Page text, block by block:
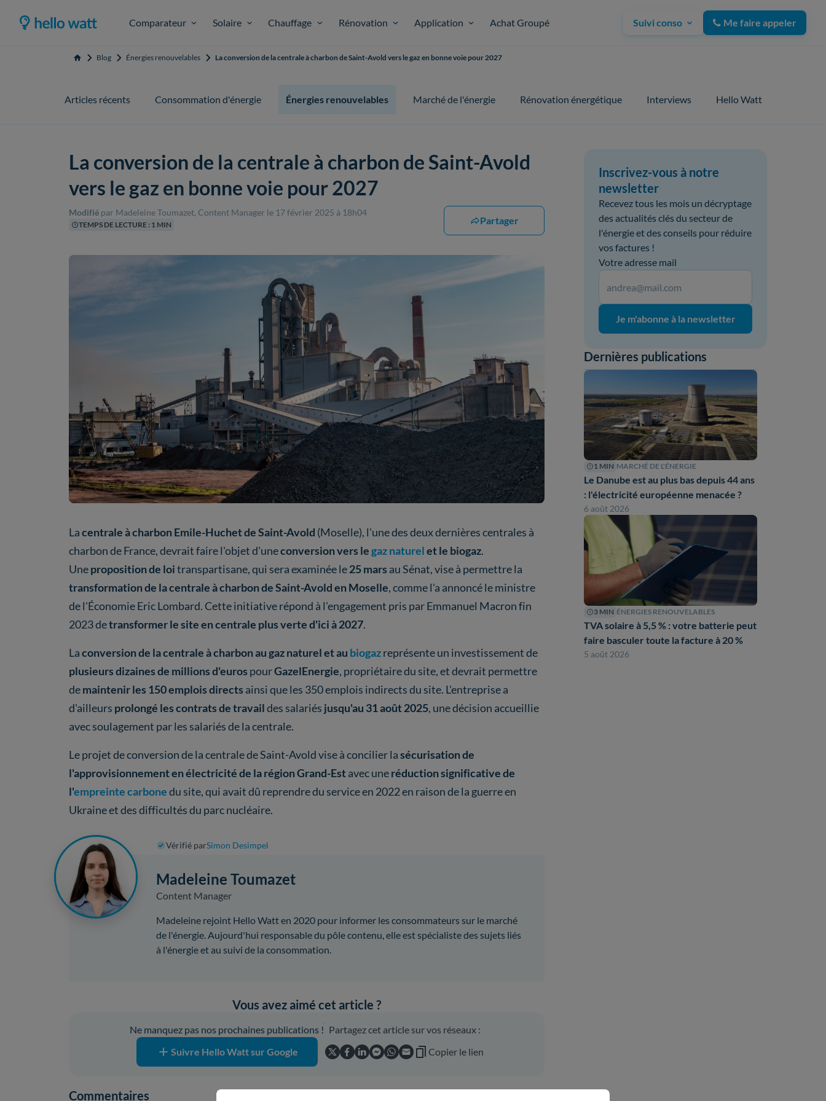
Comparateur Solaire Chauffage Rénovation Application Achat Groupé Suivi conso Me faire appeler
Accueil Blog Énergies renouvelables La conversion de la centrale à charbon de Saint-Avold vers le gaz en bonne voie pour 2027
Articles récents Consommation d'énergie Énergies renouvelables Marché de l'énergie Rénovation énergétique Interviews Hello Watt
La conversion de la centrale à charbon de Saint-Avold
vers le gaz en bonne voie pour 2027
Modifié par Madeleine Toumazet, Content Manager le 17 février 2025 à 18h04
TEMPS DE LECTURE : 1 MIN Partager
Lacentrale à charbon Emile-Huchet de Saint-Avold (Moselle), l'une des deux dernières centrales à
charbon de France, devrait faire l'objet d'uneconversion vers legaz naturelet le biogaz.
Uneproposition de loitranspartisane, qui sera examinée le25 mars au Sénat, vise à permettre la
transformation de la centrale à charbon de Saint-Avold en Moselle, comme l'a annoncé le ministre
de l'Économie Eric Lombard. Cette initiative répond à l'engagement pris par Emmanuel Macron fin
2023 detransformer le site en centrale plus verte d'ici à 2027.
Laconversion de la centrale à charbonau gaz naturel et au biogazreprésente un investissement de
plusieurs dizaines de millions d'euros pourGazelEnergie, propriétaire du site, et devrait permettre
demaintenir les 150 emplois directs ainsi que les 350 emplois indirects du site. L'entreprise a
d'ailleurs prolongé les contrats de travaildes salariés jusqu'au 31 août 2025, une décision accueillie
avec soulagement par les salariés de la centrale.
Le projet de conversion de la centrale de Saint-Avold vise à concilier lasécurisation de
l'approvisionnement en électricité de la région Grand-Estavec uneréduction significative de
l'empreinte carbonedu site, qui avait dû reprendre du service en 2022 en raison de la guerre en
Ukraine et des difficultés du parc nucléaire.
Inscrivez-vous à notre
newsletter
Recevez tous les mois un décryptage
des actualités clés du secteur de
l'énergie et des conseils pour réduire
vos factures !
Votre adresse mail
Je m'abonne à la newsletter
Dernières publications
1 MIN MARCHÉ DE L'ÉNERGIE
Le Danube est au plus bas depuis 44 ans
: l'électricité européenne menacée ?
6 août 2026
3 MIN ÉNERGIES RENOUVELABLES
TVA solaire à 5,5 % : votre batterie peut
faire basculer toute la facture à 20 %
5 août 2026
Vérifié parSimon Desimpel
Madeleine Toumazet
Content Manager
Madeleine rejoint Hello Watt en 2020 pour informer les consommateurs sur le marché
de l'énergie. Aujourd'hui responsable du pôle contenu, elle est spécialiste des sujets liés
à l'énergie et au suivi de la consommation.
Vous avez aimé cet article ?
Ne manquez pas nos prochaines publications !
Suivre Hello Watt sur Google
Partagez cet article sur vos réseaux :
Copier le lien
Commentaires